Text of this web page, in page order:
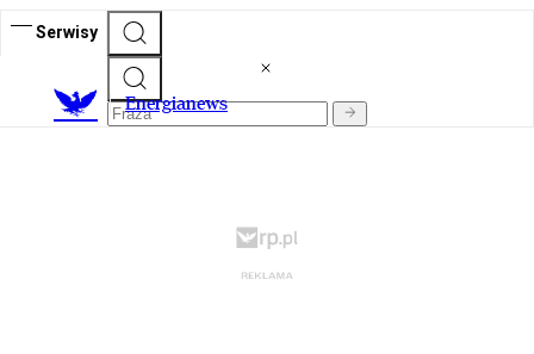
Serwisy
Energianews